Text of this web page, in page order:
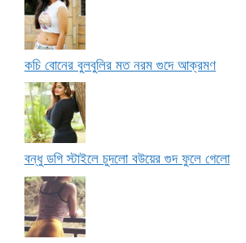
কচি বোনের বুলবুলির মত নরম গুদে আক্রমণ
বন্ধু ডগি স্টাইলে চুদলো বউয়ের গুদ ফুলে গেলো